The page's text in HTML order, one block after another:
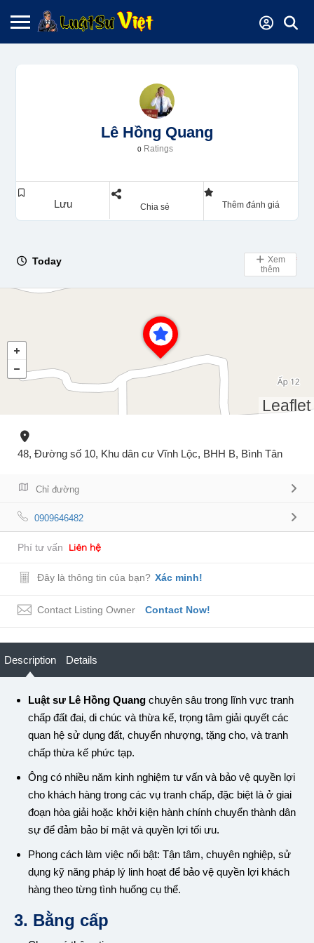
Lê Hồng Quang
0Ratings
Lưu Chia sẻ Thêm đánh giá
Today Day Off
Xem
thêm
Leaflet
48, Đường số 10, Khu dân cư Vĩnh Lộc, BHH B, Bình Tân
Chỉ đường
0909646482
Phí tư vấn Liên hệ
Đây là thông tin của bạn? Xác minh!
Contact Listing Owner Contact Now!
Description Details
Luật sư Lê Hồng Quang chuyên sâu trong lĩnh vực tranh
chấp đất đai, di chúc và thừa kế, trọng tâm giải quyết các
quan hệ sử dụng đất, chuyển nhượng, tặng cho, và tranh
chấp thừa kế phức tạp.
Ông có nhiều năm kinh nghiệm tư vấn và bảo vệ quyền lợi
cho khách hàng trong các vụ tranh chấp, đặc biệt là ở giai
đoạn hòa giải hoặc khởi kiện hành chính chuyển thành dân
sự để đảm bảo bí mật và quyền lợi tối ưu.
Phong cách làm việc nổi bật: Tận tâm, chuyên nghiệp, sử
dụng kỹ năng pháp lý linh hoạt để bảo vệ quyền lợi khách
hàng theo từng tình huống cụ thể.
3. Bằng cấp